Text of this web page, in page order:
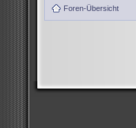
Foren-Übersicht